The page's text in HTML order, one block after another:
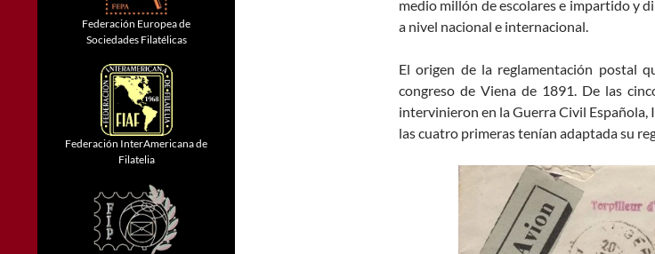
medio millón de escolares e impartido y
a nivel nacional e internacional.
El origen de la reglamentación postal
congreso de Viena de 1891. De las
intervinieron en la Guerra Civil Española,
las cuatro primeras tenían adaptada su
Federación Europea de
Sociedades Filatélicas
Federación InterAmericana de
Filatelia